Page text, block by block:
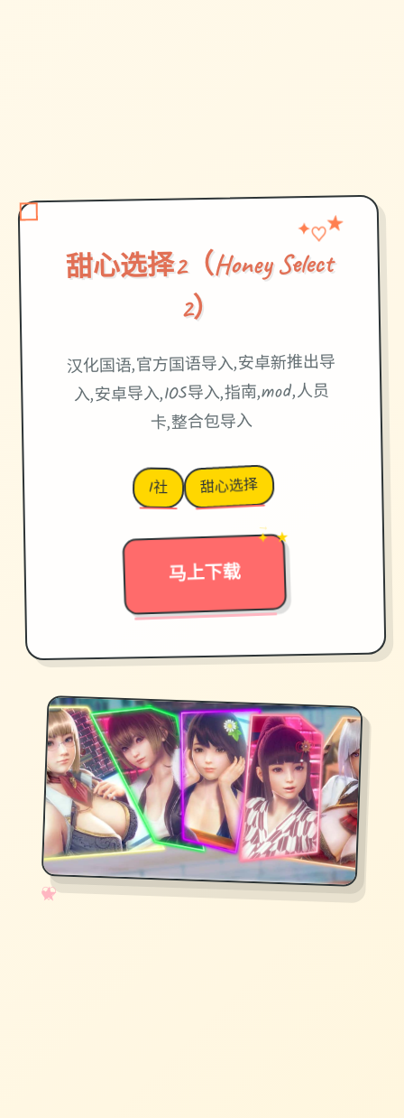
甜心选择2（Honey Select
2）
✦♡★
汉化国语,官方国语导入,安卓新推出导
入,安卓导入,IOS导入,指南,mod,人员
卡,整合包导入
I社 甜心选择
马上下载
→
✦ ★
✧
♡
★
♥